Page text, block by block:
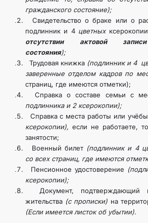
гражданского состояние);
Свидетельство о браке или о
подлинник и 4 цветных
отсутствии актовой
состояния);
Трудовая книжка (подлинник и 4
заверенные отделом кадров по
страниц, где имеются отметки);
Справка о составе семьи с
подлинника и 2 ксерокопии);
Справка с места работы или учёбы
ксерокопии), если не работаете,
занятости;
Военный билет (подлинник и 4
со всех страниц, где имеются
Пенсионное удостоверение
ксерокопии);
Документ, подтверждающий
жительства (с прописки) на
(Если имеется листок об убытии).